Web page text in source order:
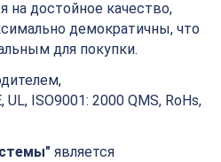
на достойное качество,
демократичны, что
для покупки.
ISO9001: 2000 QMS, RoHs,
является